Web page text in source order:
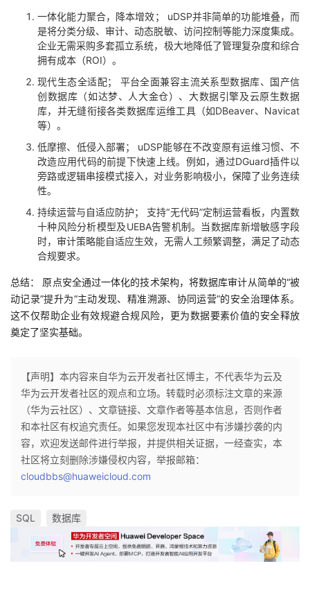
一体化能力聚合，降本增效； uDSP并非简单的功能堆叠，而
是将分类分级、审计、动态脱敏、访问控制等能力深度集成。
企业无需采购多套孤立系统，极大地降低了管理复杂度和综合
拥有成本（ROI）。
现代生态全适配； 平台全面兼容主流关系型数据库、国产信
创数据库（如达梦、人大金仓）、大数据引擎及云原生数据
库，并无缝衔接各类数据库运维工具（如DBeaver、Navicat
等）。
低摩擦、低侵入部署； uDSP能够在不改变原有运维习惯、不
改造应用代码的前提下快速上线。例如，通过DGuard插件以
旁路或逻辑串接模式接入，对业务影响极小，保障了业务连续
性。
持续运营与自适应防护； 支持“无代码”定制运营看板，内置数
十种风险分析模型及UEBA告警机制。当数据库新增敏感字段
时，审计策略能自适应生效，无需人工频繁调整，满足了动态
合规要求。
总结： 原点安全通过一体化的技术架构，将数据库审计从简单的“被
动记录”提升为“主动发现、精准溯源、协同运营”的安全治理体系。
这不仅帮助企业有效规避合规风险，更为数据要素价值的安全释放
奠定了坚实基础。
【声明】本内容来自华为云开发者社区博主，不代表华为云及
华为云开发者社区的观点和立场。转载时必须标注文章的来源
（华为云社区）、文章链接、文章作者等基本信息，否则作者
和本社区有权追究责任。如果您发现本社区中有涉嫌抄袭的内
容，欢迎发送邮件进行举报，并提供相关证据，一经查实，本
社区将立刻删除涉嫌侵权内容，举报邮箱：
cloudbbs@huaweicloud.com
SQL 数据库